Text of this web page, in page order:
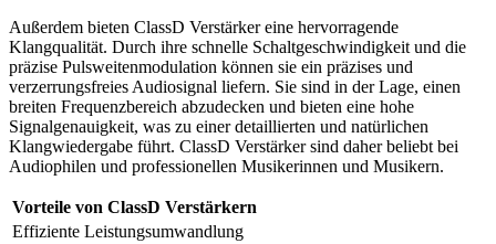
Außerdem bieten ClassD Verstärker eine hervorragende
Klangqualität. Durch ihre schnelle Schaltgeschwindigkeit und die
präzise Pulsweitenmodulation können sie ein präzises und
verzerrungsfreies Audiosignal liefern. Sie sind in der Lage, einen
breiten Frequenzbereich abzudecken und bieten eine hohe
Signalgenauigkeit, was zu einer detaillierten und natürlichen
Klangwiedergabe führt. ClassD Verstärker sind daher beliebt bei
Audiophilen und professionellen Musikerinnen und Musikern.
Vorteile von ClassD Verstärkern
Effiziente Leistungsumwandlung